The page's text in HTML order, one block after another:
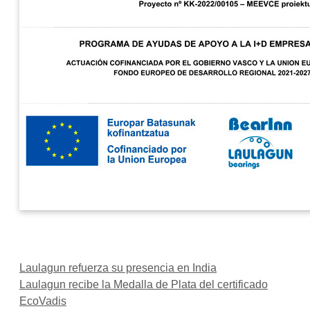
Laulagun refuerza su presencia en India
Laulagun recibe la Medalla de Plata del certificado
EcoVadis